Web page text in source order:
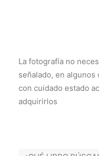
La fotografía no
señalado, en
con cuidado estado
adquirirlos